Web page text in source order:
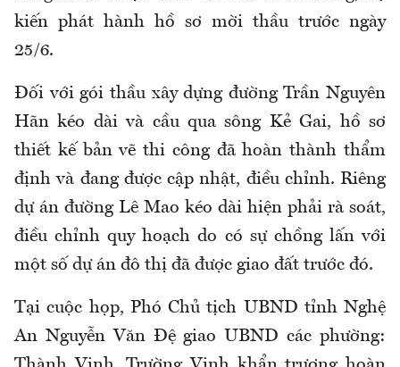
kiến phát hành hồ sơ mời thầu trước ngày
25/6.
Đối với gói thầu xây dựng đường Trần Nguyên
Hãn kéo dài và cầu qua sông Kẻ Gai, hồ sơ
thiết kế bản vẽ thi công đã hoàn thành thẩm
định và đang được cập nhật, điều chỉnh. Riêng
dự án đường Lê Mao kéo dài hiện phải rà soát,
điều chỉnh quy hoạch do có sự chồng lấn với
một số dự án đô thị đã được giao đất trước đó.
Tại cuộc họp, Phó Chủ tịch UBND tỉnh Nghệ
An Nguyễn Văn Đệ giao UBND các phường: